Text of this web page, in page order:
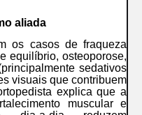
aliada
os casos de fraqueza
equilíbrio, osteoporose,
sedativos
visuais que contribuem
explica que a
muscular e